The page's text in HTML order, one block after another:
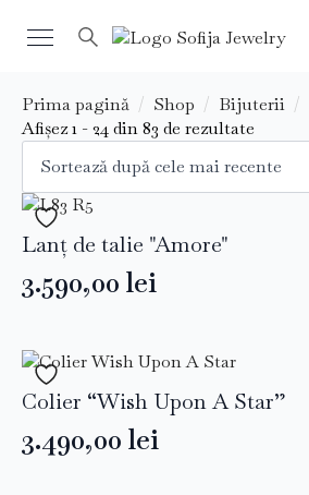
Prima pagină Shop Bijuterii
Afișez 1 - 24 din 83 de rezultate
cele
mai
Lanț de talie "Amore"
3.590,00 lei
Colier “Wish Upon A Star”
3.490,00 lei